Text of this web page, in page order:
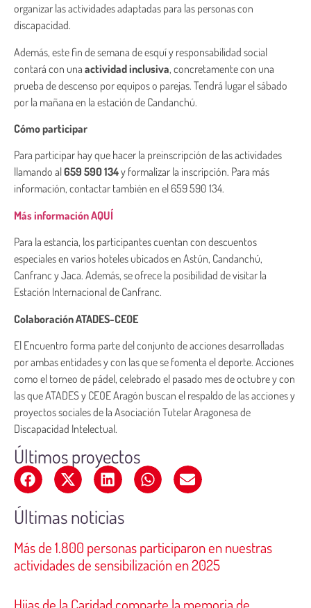
organizar las actividades adaptadas para las personas con
discapacidad.
Además, este fin de semana de esquí y responsabilidad social
contará con una actividad inclusiva, concretamente con una
prueba de descenso por equipos o parejas. Tendrá lugar el sábado
por la mañana en la estación de Candanchú.
Cómo participar
Para participar hay que hacer la preinscripción de las actividades
llamando al659 590 134y formalizar la inscripción. Para más
información, contactar también en el 659 590 134.
Más información AQUÍ
Para la estancia, los participantes cuentan con descuentos
especiales en varios hoteles ubicados en Astún, Candanchú,
Canfranc y Jaca. Además, se ofrece la posibilidad de visitar la
Estación Internacional de Canfranc.
Colaboración ATADES-CEOE
El Encuentro forma parte del conjunto de acciones desarrolladas
por ambas entidades y con las que se fomenta el deporte. Acciones
como el torneo de pádel, celebrado el pasado mes de octubre y con
las que ATADES y CEOE Aragón buscan el respaldo de las acciones y
proyectos sociales de la Asociación Tutelar Aragonesa de
Discapacidad Intelectual.
Últimos proyectos
Últimas noticias
Más de 1.800 personas participaron en nuestras
actividades de sensibilización en 2025
Hijas de la Caridad comparte la memoria de